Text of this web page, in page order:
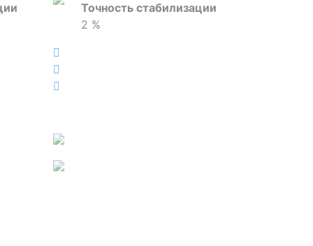
Точность стабилизации
2 %